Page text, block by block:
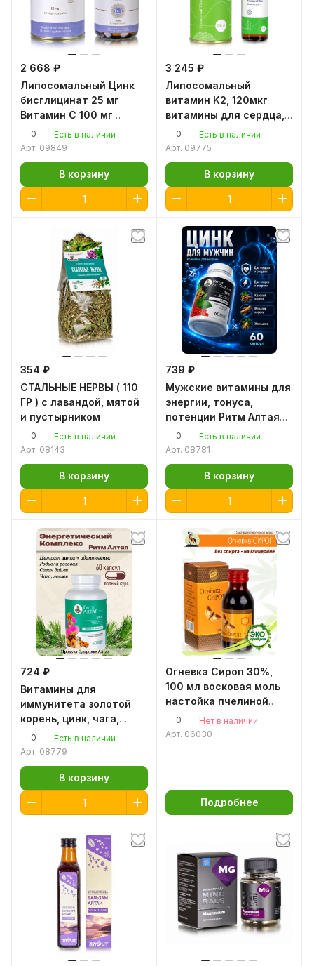
2 668 ₽
Липосомальный Цинк
бисглицинат 25 мг
Витамин С 100 мг
высокая
эффективность для
0
Есть в наличии
Арт. 09849
В корзину
3 245 ₽
Липосомальный
витамин K2, 120мкг
витамины для сердца,
костей, зубов, сосудов
0
Есть в наличии
Арт. 09775
В корзину
354 ₽
СТАЛЬНЫЕ НЕРВЫ ( 110
ГР ) с лавандой, мятой
и пустырником
0
Есть в наличии
Арт. 08143
В корзину
739 ₽
Мужские витамины для
энергии, тонуса,
потенции Ритм Алтая
Цинк, красный корень,
рейши, женьшень для
0
Есть в наличии
Арт. 08781
В корзину
724 ₽
Витамины для
иммунитета золотой
корень, цинк, чага,
саган дайля Ритм
Алтая антиоксидант
0
Есть в наличии
Арт. 08779
В корзину
Огневка Сироп 30%,
100 мл восковая моль
настойка пчелиной
огневки
0
Нет в наличии
Арт. 06030
Подробнее